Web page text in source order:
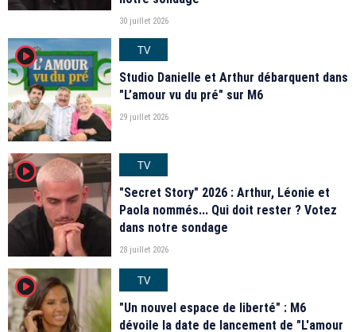
30 juillet 2026
player2
TV
Studio Danielle et Arthur débarquent dans
"L’amour vu du pré" sur M6
29 juillet 2026
player2
TV
"Secret Story" 2026 : Arthur, Léonie et
Paola nommés... Qui doit rester ? Votez
dans notre sondage
28 juillet 2026
player2
TV
"Un nouvel espace de liberté" : M6
dévoile la date de lancement de "L'amour